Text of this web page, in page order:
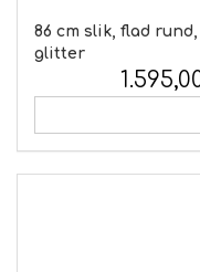
86 cm slik, flad
glitter